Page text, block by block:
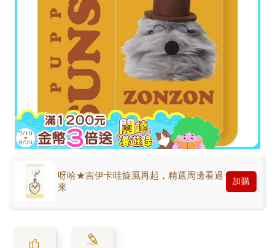
呀哈★吉伊卡哇旋風再起，精選周邊看過
來
加購